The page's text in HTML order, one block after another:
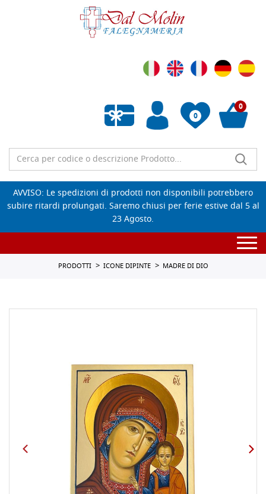
0
Wishlist vuota
0
AVVISO: Le spedizioni di prodotti non disponibili potrebbero
subire ritardi prolungati. Saremo chiusi per ferie estive dal 5 al
23 Agosto.
PRODOTTI ICONE DIPINTE MADRE DI DIO